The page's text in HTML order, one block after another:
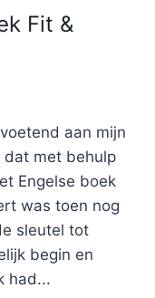
Fit &
aan mijn
dat met behulp
Engelse boek
was toen nog
sleutel tot
begin en
had...